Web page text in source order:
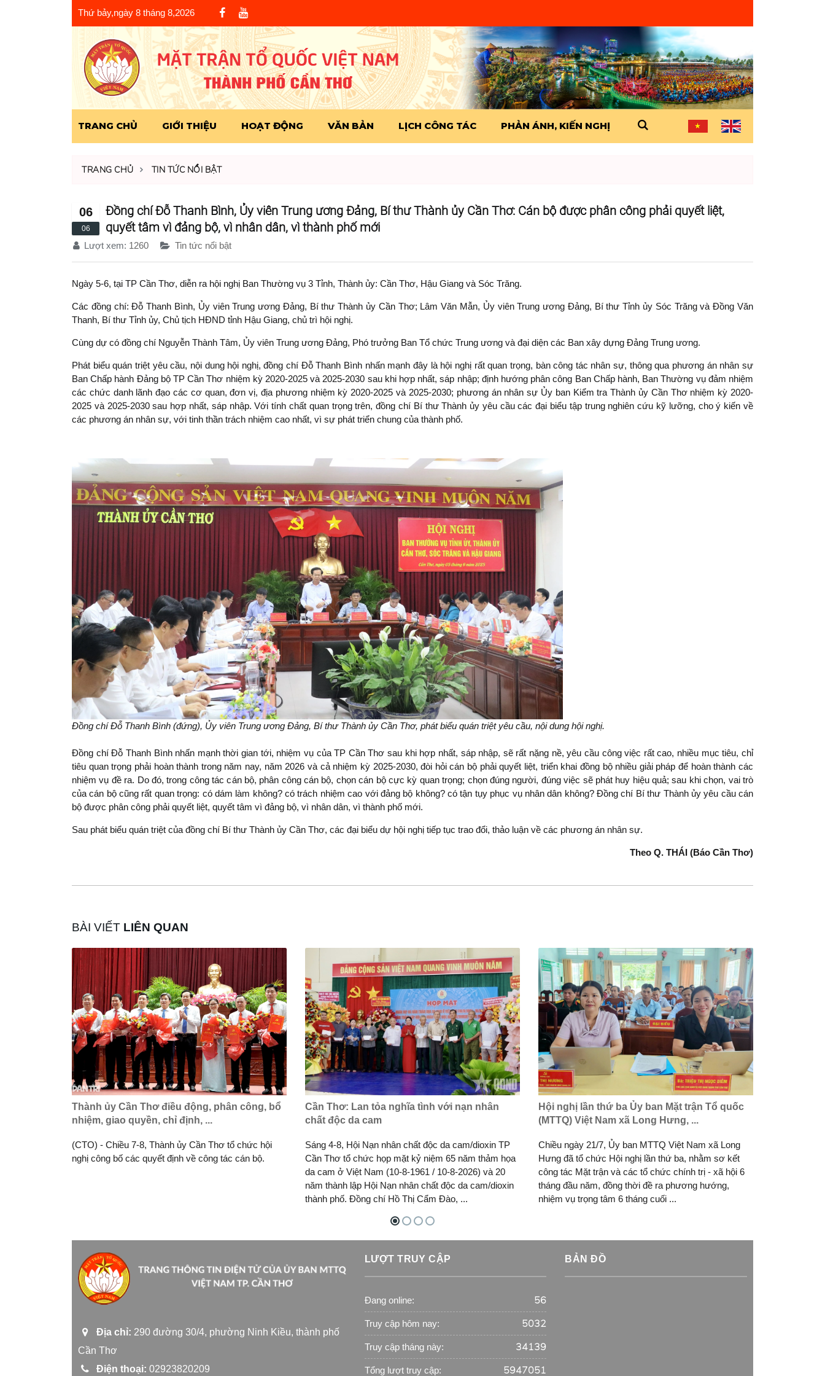
Thứ bảy,ngày 8 tháng 8,2026
TRANG CHỦ GIỚI THIỆU HOẠT ĐỘNG VĂN BẢN LỊCH CÔNG TÁC PHẢN ÁNH, KIẾN NGHỊ
TRANG CHỦ TIN TỨC NỔI BẬT
06
06
Đồng chí Đỗ Thanh Bình, Ủy viên Trung ương Đảng, Bí thư Thành ủy Cần Thơ: Cán bộ được phân công phải quyết liệt,
quyết tâm vì đảng bộ, vì nhân dân, vì thành phố mới
Lượt xem: 1260 Tin tức nổi bật
Ngày 5-6, tại TP Cần Thơ, diễn ra hội nghị Ban Thường vụ 3 Tỉnh, Thành ủy: Cần Thơ, Hậu Giang và Sóc Trăng.
Các đồng chí: Đỗ Thanh Bình, Ủy viên Trung ương Đảng, Bí thư Thành ủy Cần Thơ; Lâm Văn Mẫn, Ủy viên Trung ương Đảng, Bí thư Tỉnh ủy Sóc Trăng và Đồng Văn
Thanh, Bí thư Tỉnh ủy, Chủ tịch HĐND tỉnh Hậu Giang, chủ trì hội nghị.
Cùng dự có đồng chí Nguyễn Thành Tâm, Ủy viên Trung ương Đảng, Phó trưởng Ban Tổ chức Trung ương và đại diện các Ban xây dựng Đảng Trung ương.
Phát biểu quán triệt yêu cầu, nội dung hội nghị, đồng chí Đỗ Thanh Bình nhấn mạnh đây là hội nghị rất quan trọng, bàn công tác nhân sự, thông qua phương án nhân sự
Ban Chấp hành Đảng bộ TP Cần Thơ nhiệm kỳ 2020-2025 và 2025-2030 sau khi hợp nhất, sáp nhập; định hướng phân công Ban Chấp hành, Ban Thường vụ đảm nhiệm
các chức danh lãnh đạo các cơ quan, đơn vị, địa phương nhiệm kỳ 2020-2025 và 2025-2030; phương án nhân sự Ủy ban Kiểm tra Thành ủy Cần Thơ nhiệm kỳ 2020-
2025 và 2025-2030 sau hợp nhất, sáp nhập. Với tính chất quan trọng trên, đồng chí Bí thư Thành ủy yêu cầu các đại biểu tập trung nghiên cứu kỹ lưỡng, cho ý kiến về
các phương án nhân sự, với tinh thần trách nhiệm cao nhất, vì sự phát triển chung của thành phố.
Đồng chí Đỗ Thanh Bình (đứng), Ủy viên Trung ương Đảng, Bí thư Thành ủy Cần Thơ, phát biểu quán triệt yêu cầu, nội dung hội nghị.
Đồng chí Đỗ Thanh Bình nhấn mạnh thời gian tới, nhiệm vụ của TP Cần Thơ sau khi hợp nhất, sáp nhập, sẽ rất nặng nề, yêu cầu công việc rất cao, nhiều mục tiêu, chỉ
tiêu quan trọng phải hoàn thành trong năm nay, năm 2026 và cả nhiệm kỳ 2025-2030, đòi hỏi cán bộ phải quyết liệt, triển khai đồng bộ nhiều giải pháp để hoàn thành các
nhiệm vụ đề ra. Do đó, trong công tác cán bộ, phân công cán bộ, chọn cán bộ cực kỳ quan trọng; chọn đúng người, đúng việc sẽ phát huy hiệu quả; sau khi chọn, vai trò
của cán bộ cũng rất quan trọng: có dám làm không? có trách nhiệm cao với đảng bộ không? có tận tụy phục vụ nhân dân không? Đồng chí Bí thư Thành ủy yêu cầu cán
bộ được phân công phải quyết liệt, quyết tâm vì đảng bộ, vì nhân dân, vì thành phố mới.
Sau phát biểu quán triệt của đồng chí Bí thư Thành ủy Cần Thơ, các đại biểu dự hội nghị tiếp tục trao đổi, thảo luận về các phương án nhân sự.
Theo Q. THÁI (Báo Cần Thơ)
BÀI VIẾT LIÊN QUAN
Thành ủy Cần Thơ điều động, phân công, bổ
nhiệm, giao quyền, chỉ định, ...
(CTO) - Chiều 7-8, Thành ủy Cần Thơ tổ chức hội
nghị công bố các quyết định về công tác cán bộ.
Cần Thơ: Lan tỏa nghĩa tình với nạn nhân
chất độc da cam
Sáng 4-8, Hội Nạn nhân chất độc da cam/dioxin TP
Cần Thơ tổ chức họp mặt kỷ niệm 65 năm thảm họa
da cam ở Việt Nam (10-8-1961 / 10-8-2026) và 20
năm thành lập Hội Nạn nhân chất độc da cam/dioxin
thành phố. Đồng chí Hồ Thị Cẩm Đào, ...
Hội nghị lần thứ ba Ủy ban Mặt trận Tổ quốc
(MTTQ) Việt Nam xã Long Hưng, ...
Chiều ngày 21/7, Ủy ban MTTQ Việt Nam xã Long
Hưng đã tổ chức Hội nghị lần thứ ba, nhằm sơ kết
công tác Mặt trận và các tổ chức chính trị - xã hội 6
tháng đầu năm, đồng thời đề ra phương hướng,
nhiệm vụ trọng tâm 6 tháng cuối ...
Địa chỉ: 290 đường 30/4, phường Ninh Kiều, thành phố
Cần Thơ
Điện thoại: 02923820209
LƯỢT TRUY CẬP
Đang online: 56
Truy cập hôm nay: 5032
Truy cập tháng này: 34139
Tổng lượt truy cập: 5947051
BẢN ĐỒ